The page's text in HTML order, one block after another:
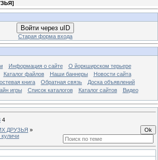
]
Войти через uID
Старая форма входа
Информация о сайте
О йоркширском терьере
Каталог файлов Наши баннеры
Новости сайта
книга Обратная связь
Доска объявлений
игры Список каталогов Каталог сайтов Видео
4
ДРУЗЬЯ »